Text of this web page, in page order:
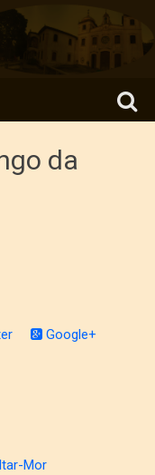
Search
for:
da
Google+
Mor